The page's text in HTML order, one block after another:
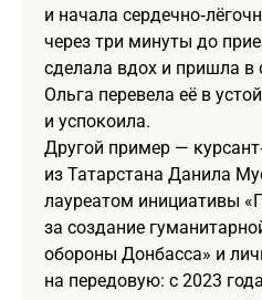
и начала
через три минуты до
сделала вдох и пришла в
Ольга перевела её в
и успокоила.
Другой пример —
из Татарстана Данила
лауреатом инициативы
за создание
обороны Донбасса» и
на передовую: с 2023